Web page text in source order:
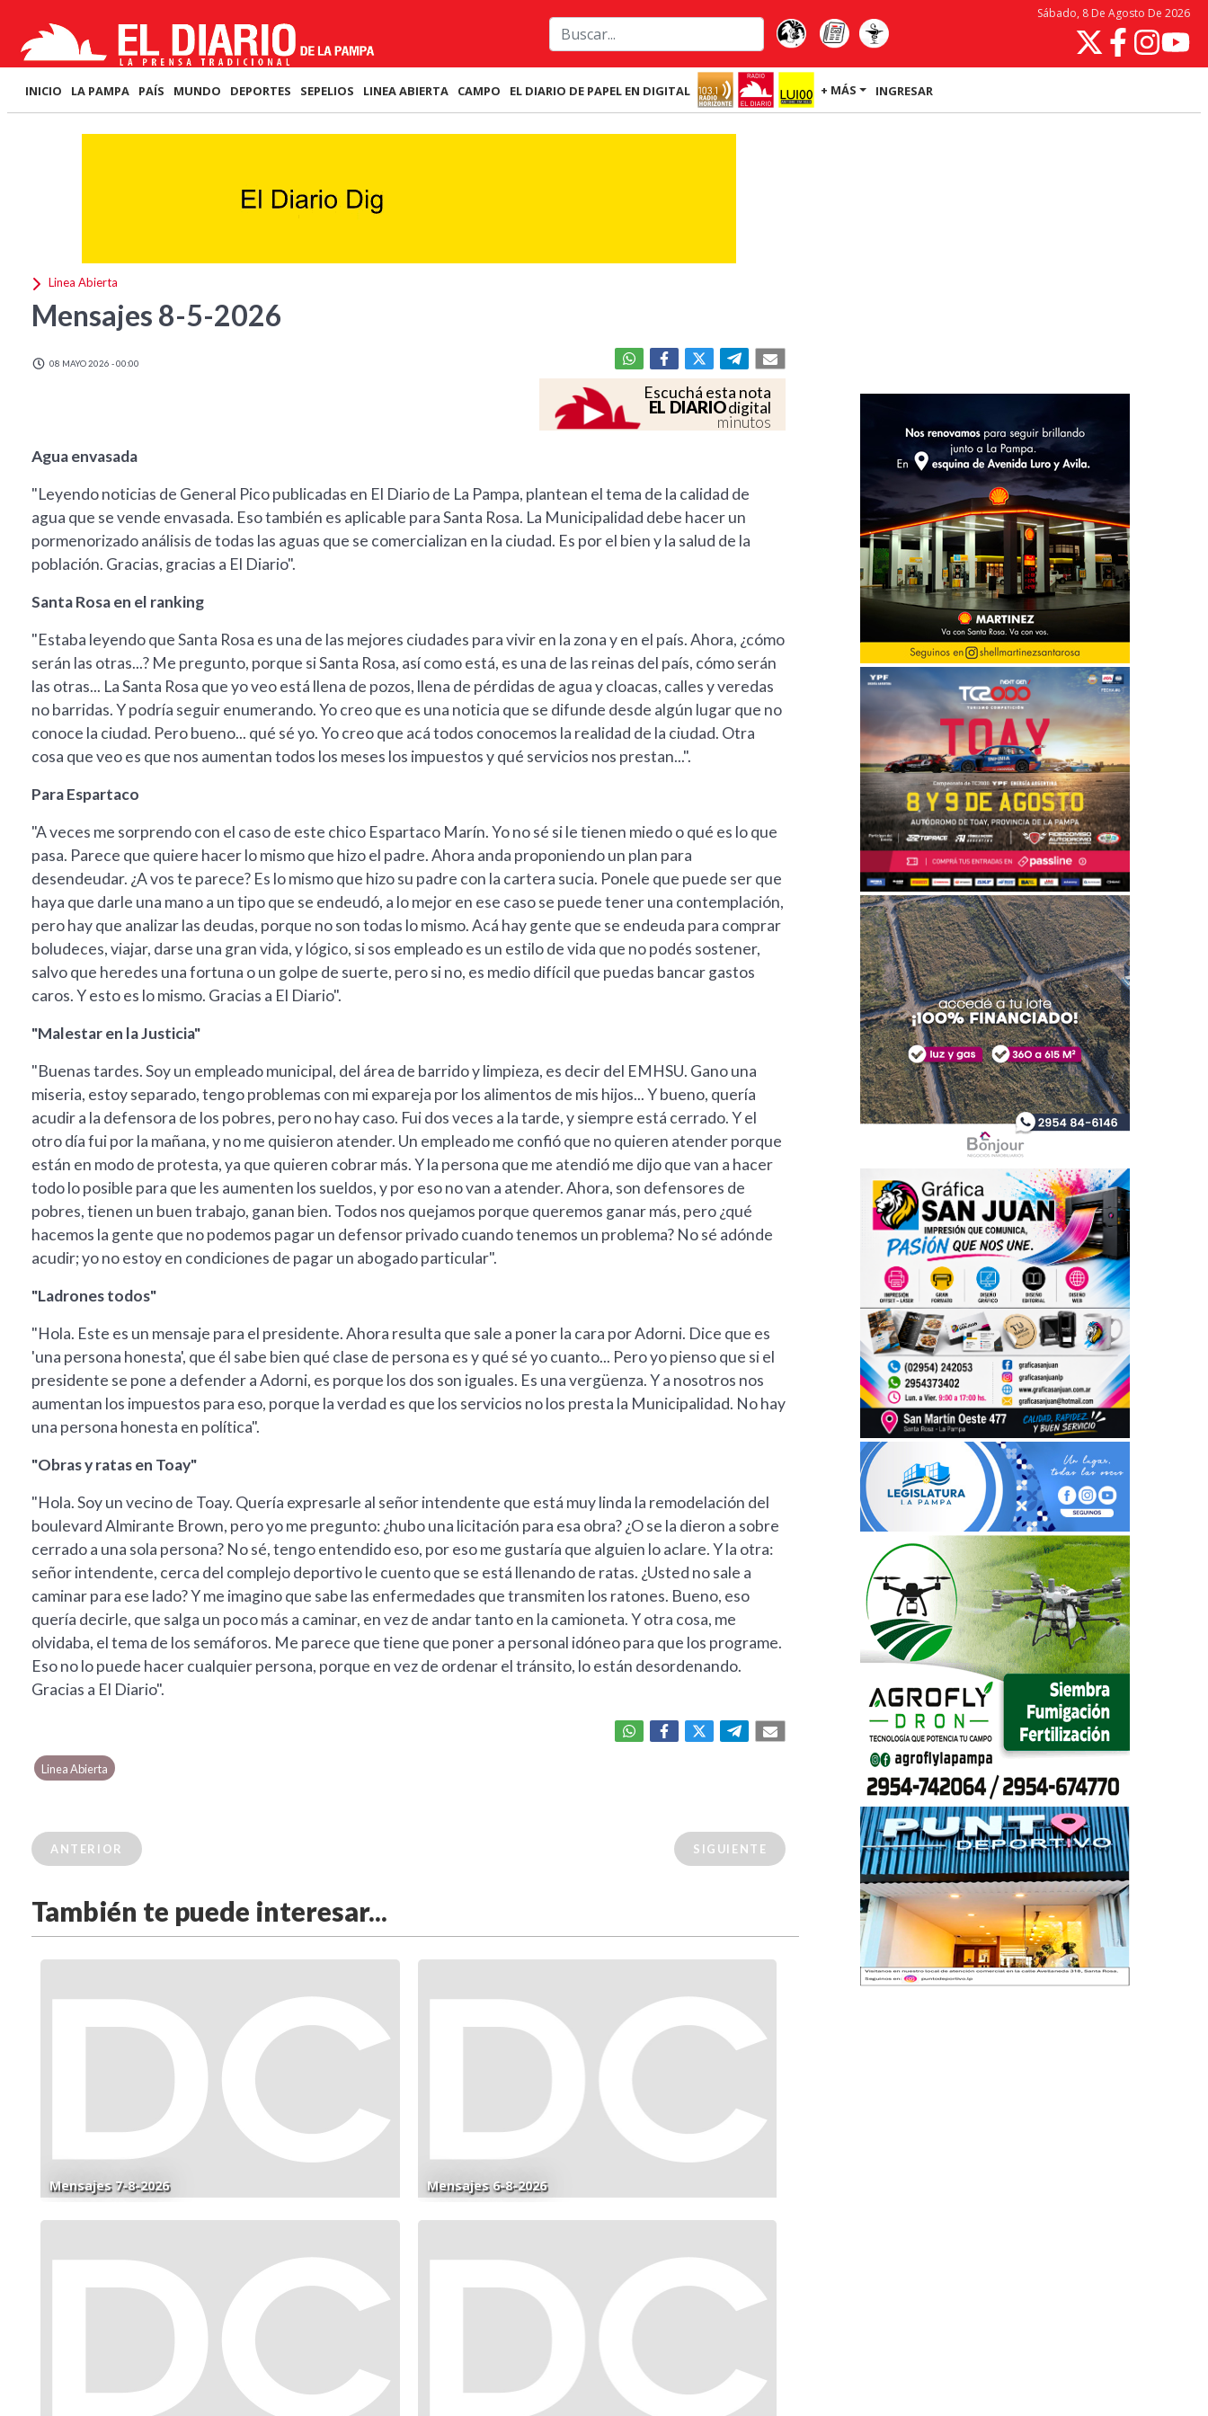
Sábado, 8 De Agosto De 2026
INICIO LA PAMPA PAÍS MUNDO DEPORTES SEPELIOS LINEA ABIERTA CAMPO EL DIARIO DE PAPEL EN DIGITAL + MÁS INGRESAR
Linea Abierta
Mensajes 8-5-2026
08 MAYO 2026 - 00:00
Escuchá esta nota
EL DIARIOdigital
minutos
Agua envasada
"Leyendo noticias de General Pico publicadas en El Diario de La Pampa, plantean el tema de la calidad de
agua que se vende envasada. Eso también es aplicable para Santa Rosa. La Municipalidad debe hacer un
pormenorizado análisis de todas las aguas que se comercializan en la ciudad. Es por el bien y la salud de la
población. Gracias, gracias a El Diario".
Santa Rosa en el ranking
"Estaba leyendo que Santa Rosa es una de las mejores ciudades para vivir en la zona y en el país. Ahora, ¿cómo
serán las otras...? Me pregunto, porque si Santa Rosa, así como está, es una de las reinas del país, cómo serán
las otras... La Santa Rosa que yo veo está llena de pozos, llena de pérdidas de agua y cloacas, calles y veredas
no barridas. Y podría seguir enumerando. Yo creo que es una noticia que se difunde desde algún lugar que no
conoce la ciudad. Pero bueno... qué sé yo. Yo creo que acá todos conocemos la realidad de la ciudad. Otra
cosa que veo es que nos aumentan todos los meses los impuestos y qué servicios nos prestan...".
Para Espartaco
"A veces me sorprendo con el caso de este chico Espartaco Marín. Yo no sé si le tienen miedo o qué es lo que
pasa. Parece que quiere hacer lo mismo que hizo el padre. Ahora anda proponiendo un plan para
desendeudar. ¿A vos te parece? Es lo mismo que hizo su padre con la cartera sucia. Ponele que puede ser que
haya que darle una mano a un tipo que se endeudó, a lo mejor en ese caso se puede tener una contemplación,
pero hay que analizar las deudas, porque no son todas lo mismo. Acá hay gente que se endeuda para comprar
boludeces, viajar, darse una gran vida, y lógico, si sos empleado es un estilo de vida que no podés sostener,
salvo que heredes una fortuna o un golpe de suerte, pero si no, es medio difícil que puedas bancar gastos
caros. Y esto es lo mismo. Gracias a El Diario".
"Malestar en la Justicia"
"Buenas tardes. Soy un empleado municipal, del área de barrido y limpieza, es decir del EMHSU. Gano una
miseria, estoy separado, tengo problemas con mi expareja por los alimentos de mis hijos... Y bueno, quería
acudir a la defensora de los pobres, pero no hay caso. Fui dos veces a la tarde, y siempre está cerrado. Y el
otro día fui por la mañana, y no me quisieron atender. Un empleado me confió que no quieren atender porque
están en modo de protesta, ya que quieren cobrar más. Y la persona que me atendió me dijo que van a hacer
todo lo posible para que les aumenten los sueldos, y por eso no van a atender. Ahora, son defensores de
pobres, tienen un buen trabajo, ganan bien. Todos nos quejamos porque queremos ganar más, pero ¿qué
hacemos la gente que no podemos pagar un defensor privado cuando tenemos un problema? No sé adónde
acudir; yo no estoy en condiciones de pagar un abogado particular".
"Ladrones todos"
"Hola. Este es un mensaje para el presidente. Ahora resulta que sale a poner la cara por Adorni. Dice que es
'una persona honesta', que él sabe bien qué clase de persona es y qué sé yo cuanto... Pero yo pienso que si el
presidente se pone a defender a Adorni, es porque los dos son iguales. Es una vergüenza. Y a nosotros nos
aumentan los impuestos para eso, porque la verdad es que los servicios no los presta la Municipalidad. No hay
una persona honesta en política".
"Obras y ratas en Toay"
"Hola. Soy un vecino de Toay. Quería expresarle al señor intendente que está muy linda la remodelación del
boulevard Almirante Brown, pero yo me pregunto: ¿hubo una licitación para esa obra? ¿O se la dieron a sobre
cerrado a una sola persona? No sé, tengo entendido eso, por eso me gustaría que alguien lo aclare. Y la otra:
señor intendente, cerca del complejo deportivo le cuento que se está llenando de ratas. ¿Usted no sale a
caminar para ese lado? Y me imagino que sabe las enfermedades que transmiten los ratones. Bueno, eso
quería decirle, que salga un poco más a caminar, en vez de andar tanto en la camioneta. Y otra cosa, me
olvidaba, el tema de los semáforos. Me parece que tiene que poner a personal idóneo para que los programe.
Eso no lo puede hacer cualquier persona, porque en vez de ordenar el tránsito, lo están desordenando.
Gracias a El Diario".
Linea Abierta
ANTERIOR SIGUIENTE
También te puede interesar...
Mensajes 7-8-2026 Mensajes 6-8-2026